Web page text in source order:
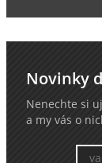
Novinky
Nenechte si
a my vás o